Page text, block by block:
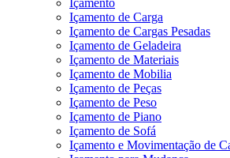
Içamento
Içamento de Carga
Içamento de Cargas Pesadas
Içamento de Geladeira
Içamento de Materiais
Içamento de Mobilia
Içamento de Peças
Içamento de Peso
Içamento de Piano
Içamento de Sofá
Içamento e Movimentação de